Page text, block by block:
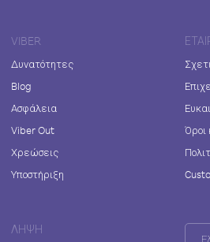
VIBER
Δυνατότητες
Blog
Ασφάλεια
Viber Out
Χρεώσεις
Υποστήριξη
Όροι
ΛΉΨΗ